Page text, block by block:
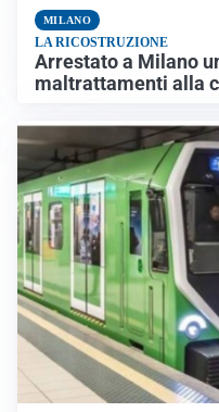
MILANO
LA RICOSTRUZIONE
Arrestato a Milano
maltrattamenti alla